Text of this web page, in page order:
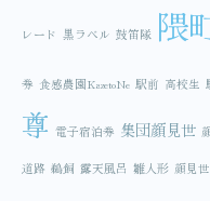
レード 黒ラベル 鼓笛隊 隈
券 食感農園KazetoNe 駅前 高校生
尊 電子宿泊券 集団顔見世
道路 鵜飼 露天風呂 雛人形 顔見世